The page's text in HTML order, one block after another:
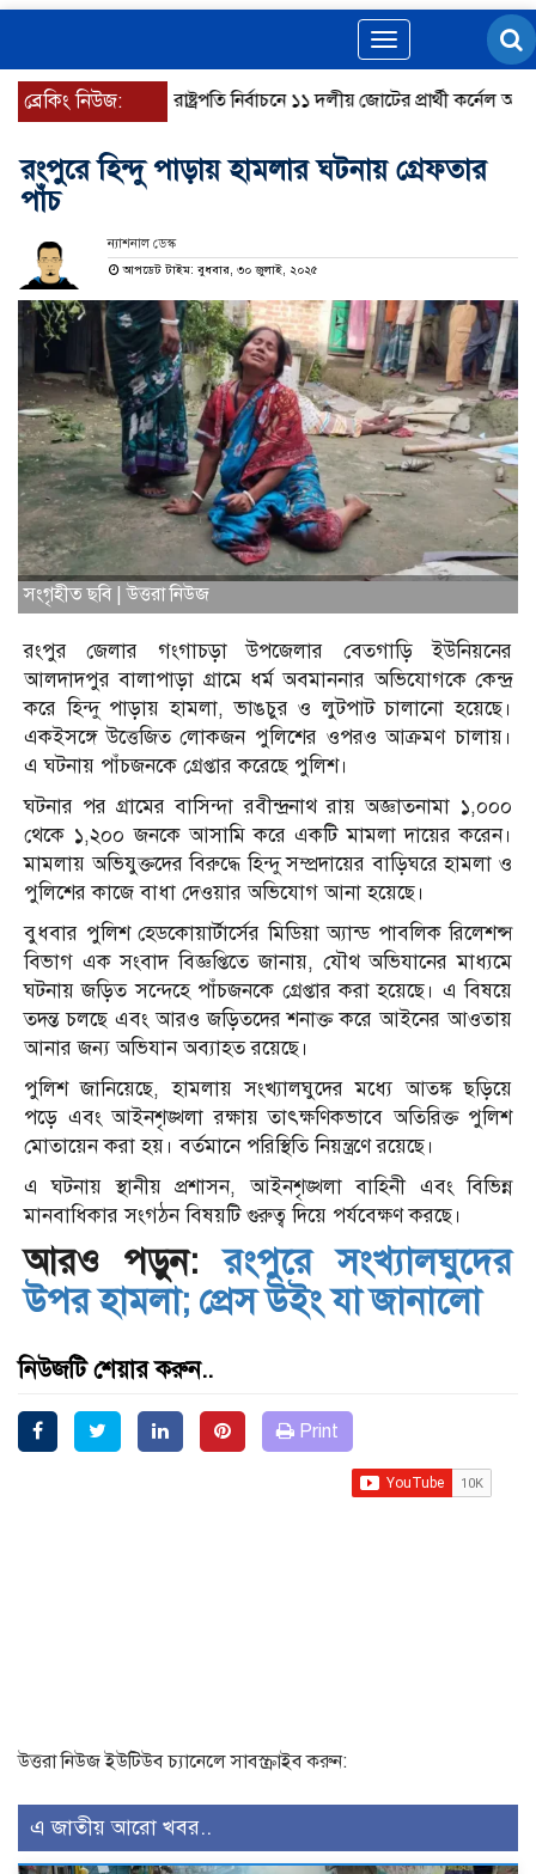
Toggle
navigation
ব্রেকিং নিউজ: রাষ্ট্রপতি নির্বাচনে ১১ দলীয় জোটের প্রার্থী কর্নেল অলি
রংপুরে হিন্দু পাড়ায় হামলার ঘটনায় গ্রেফতার
পাঁচ
ন্যাশনাল ডেস্ক
আপডেট টাইম: বুধবার, ৩০ জুলাই, ২০২৫
সংগৃহীত ছবি | উত্তরা নিউজ
রংপুর জেলার গংগাচড়া উপজেলার বেতগাড়ি ইউনিয়নের
আলদাদপুর বালাপাড়া গ্রামে ধর্ম অবমাননার অভিযোগকে কেন্দ্র
করে হিন্দু পাড়ায় হামলা, ভাঙচুর ও লুটপাট চালানো হয়েছে।
একইসঙ্গে উত্তেজিত লোকজন পুলিশের ওপরও আক্রমণ চালায়।
এ ঘটনায় পাঁচজনকে গ্রেপ্তার করেছে পুলিশ।
ঘটনার পর গ্রামের বাসিন্দা রবীন্দ্রনাথ রায় অজ্ঞাতনামা ১,০০০
থেকে ১,২০০ জনকে আসামি করে একটি মামলা দায়ের করেন।
মামলায় অভিযুক্তদের বিরুদ্ধে হিন্দু সম্প্রদায়ের বাড়িঘরে হামলা ও
পুলিশের কাজে বাধা দেওয়ার অভিযোগ আনা হয়েছে।
বুধবার পুলিশ হেডকোয়ার্টার্সের মিডিয়া অ্যান্ড পাবলিক রিলেশন্স
বিভাগ এক সংবাদ বিজ্ঞপ্তিতে জানায়, যৌথ অভিযানের মাধ্যমে
ঘটনায় জড়িত সন্দেহে পাঁচজনকে গ্রেপ্তার করা হয়েছে। এ বিষয়ে
তদন্ত চলছে এবং আরও জড়িতদের শনাক্ত করে আইনের আওতায়
আনার জন্য অভিযান অব্যাহত রয়েছে।
পুলিশ জানিয়েছে, হামলায় সংখ্যালঘুদের মধ্যে আতঙ্ক ছড়িয়ে
পড়ে এবং আইনশৃঙ্খলা রক্ষায় তাৎক্ষণিকভাবে অতিরিক্ত পুলিশ
মোতায়েন করা হয়। বর্তমানে পরিস্থিতি নিয়ন্ত্রণে রয়েছে।
এ ঘটনায় স্থানীয় প্রশাসন, আইনশৃঙ্খলা বাহিনী এবং বিভিন্ন
মানবাধিকার সংগঠন বিষয়টি গুরুত্ব দিয়ে পর্যবেক্ষণ করছে।
আরও পড়ুন:রংপুরে সংখ্যালঘুদের
উপর হামলা; প্রেস উইং যা জানালো
নিউজটি শেয়ার করুন..
Print
উত্তরা নিউজ ইউটিউব চ্যানেলে সাবস্ক্রাইব করুন:
এ জাতীয় আরো খবর..